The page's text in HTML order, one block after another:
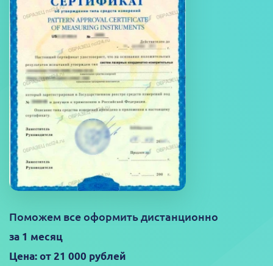
Поможем все оформить дистанционно
за 1 месяц
Цена: от 21 000 рублей